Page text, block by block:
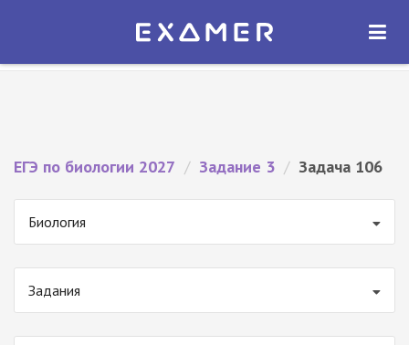
Экзамер — ЕГЭ 2027
ОТКРЫТЬ
ЕГЭ по биологии 2027 / Задание 3 / Задача 106
Биология
Задания